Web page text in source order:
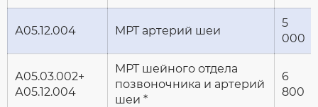
А05.12.004 МРТ артерий шеи
5
000
А05.03.002+
А05.12.004
МРТ шейного отдела
позвоночника и артерий
шеи *
6
800